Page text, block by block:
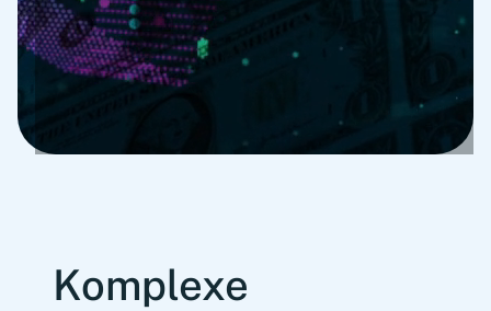
Komplexe